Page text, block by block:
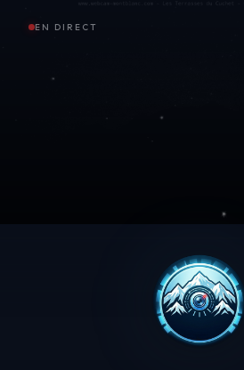
EN DIRECT